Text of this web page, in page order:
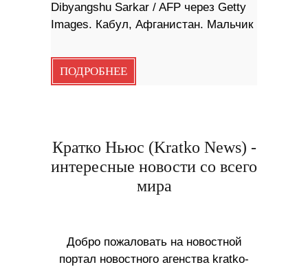
Dibyangshu Sarkar / AFP через Getty
Images. Кабул, Афганистан. Мальчик
ПОДРОБНЕЕ
Кратко Ньюс (Kratko News) -
интересные новости со всего
мира
Добро пожаловать на новостной
портал новостного агенства kratko-